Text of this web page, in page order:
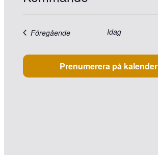
FöregåendeEvenemangIdag
Prenumerera på kalender